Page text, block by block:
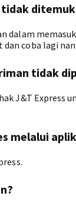
dalam
dan coba lagi
tidak
J&T Express
melalui